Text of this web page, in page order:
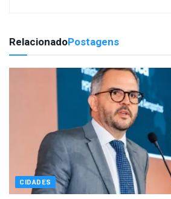
RelacionadoPostagens
CIDADES